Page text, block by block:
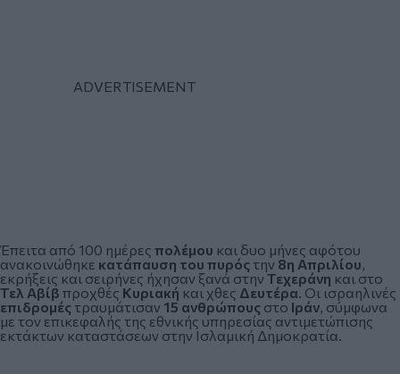
Έπειτα από 100 ημέρες πολέμου και δυο μήνες αφότου
ανακοινώθηκε κατάπαυση του πυρόςτην 8η Απριλίου,
εκρήξεις και σειρήνες ήχησαν ξανά στηνΤεχεράνη και στο
Τελ Αβίβ προχθέςΚυριακή και χθες Δευτέρα. Οι ισραηλινές
επιδρομέςτραυμάτισαν 15 ανθρώπους στο Ιράν, σύμφωνα
με τον επικεφαλής της εθνικής υπηρεσίας αντιμετώπισης
εκτάκτων καταστάσεων στην Ισλαμική Δημοκρατία.